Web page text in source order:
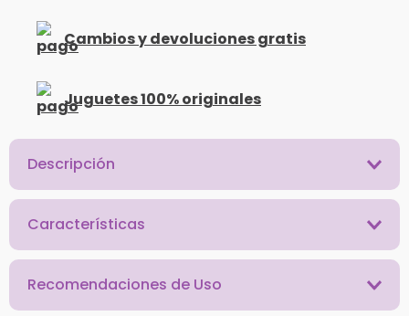
Cambios y devoluciones gratis
Juguetes 100% originales
Descripción
Características
Recomendaciones de Uso